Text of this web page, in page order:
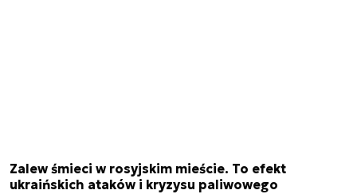
Zalew śmieci w rosyjskim mieście. To efekt
ukraińskich ataków i kryzysu paliwowego